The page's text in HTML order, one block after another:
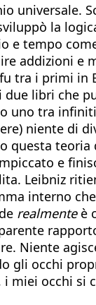
la
e tempo
addizioni
tra i primi
due libri che
uno tra
niente di
questa
e
Leibniz
interno
realmenteè
Niente
gli occhi
miei occhi si